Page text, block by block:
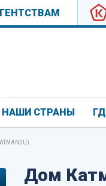
НАШИ СТРАНЫ
Дом